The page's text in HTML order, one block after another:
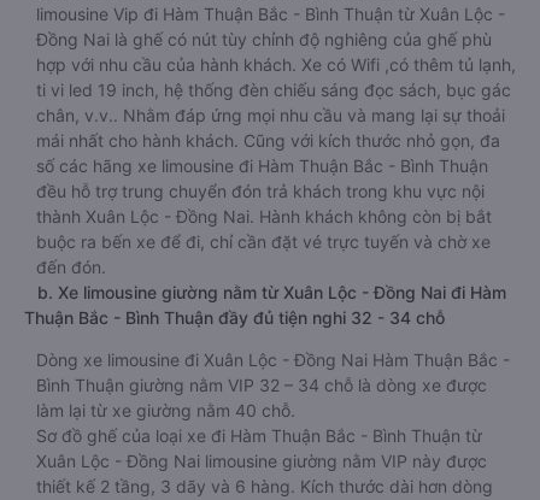
limousine Vip đi Hàm Thuận Bắc - Bình Thuận từ Xuân Lộc -
Đồng Nai là ghế có nút tùy chỉnh độ nghiêng của ghế phù
hợp với nhu cầu của hành khách. Xe có Wifi ,có thêm tủ lạnh,
ti vi led 19 inch, hệ thống đèn chiếu sáng đọc sách, bục gác
chân, v.v.. Nhằm đáp ứng mọi nhu cầu và mang lại sự thoải
mái nhất cho hành khách. Cũng với kích thước nhỏ gọn, đa
số các hãng xe limousine đi Hàm Thuận Bắc - Bình Thuận
đều hỗ trợ trung chuyển đón trả khách trong khu vực nội
thành Xuân Lộc - Đồng Nai. Hành khách không còn bị bắt
buộc ra bến xe để đi, chỉ cần đặt vé trực tuyến và chờ xe
đến đón.
b. Xe limousine giường nằm từ Xuân Lộc - Đồng Nai đi Hàm
Thuận Bắc - Bình Thuận đầy đủ tiện nghi 32 - 34 chỗ
Dòng xe limousine đi Xuân Lộc - Đồng Nai Hàm Thuận Bắc -
Bình Thuận giường nằm VIP 32 – 34 chỗ là dòng xe được
làm lại từ xe giường nằm 40 chỗ.
Sơ đồ ghế của loại xe đi Hàm Thuận Bắc - Bình Thuận từ
Xuân Lộc - Đồng Nai limousine giường nằm VIP này được
thiết kế 2 tầng, 3 dãy và 6 hàng. Kích thước dài hơn dòng